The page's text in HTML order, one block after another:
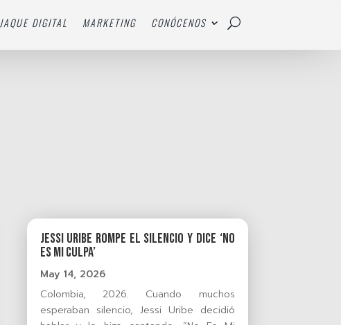
JAQUE DIGITAL MARKETING CONÓCENOS
Jessi Uribe rompe el silencio y dice ‘No
Es Mi Culpa’
May 14, 2026
Colombia, 2026. Cuando muchos
esperaban silencio, Jessi Uribe decidió